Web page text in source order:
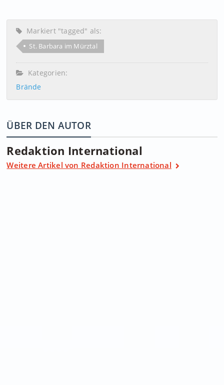
Markiert "tagged" als:
St. Barbara im Mürztal
Kategorien:
Brände
ÜBER DEN AUTOR
Redaktion International
Weitere Artikel von Redaktion International